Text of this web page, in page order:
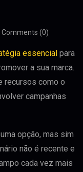
Comments (0)
essencial para
a sua marca.
recursos como o
campanhas
opção, mas sim
não é recente e
cada vez mais